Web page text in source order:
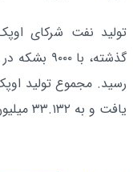
تولید نفت شرکای
یافت و به ۳۳.۱۳۲ میلیون بشکه در روز رسید.